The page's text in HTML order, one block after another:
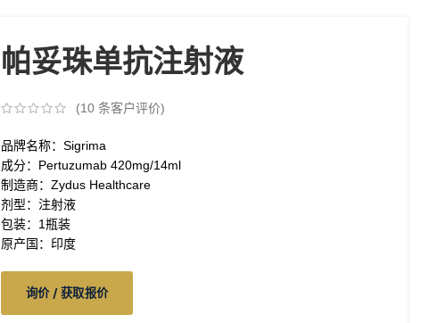
帕妥珠单抗注射液
(10条客户评价)
品牌名称：Sigrima
成分：Pertuzumab 420mg/14ml
制造商：Zydus Healthcare
剂型：注射液
包装：1瓶装
原产国：印度
询价 / 获取报价